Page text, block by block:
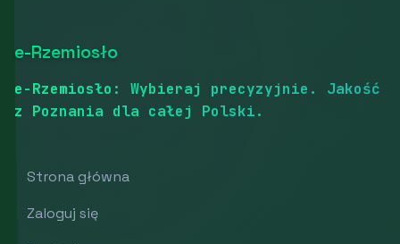
e-Rzemiosło
e-Rzemiosło: Wybieraj precyzyjnie. Jakość
z Poznania dla całej Polski.
Strona główna
Zaloguj się